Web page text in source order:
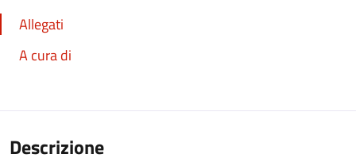
Allegati
A cura di
Descrizione